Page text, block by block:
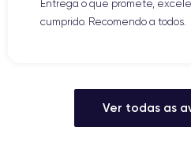
Entrega o que promete,
cumprido. Recomendo a todos.
Ver todas as